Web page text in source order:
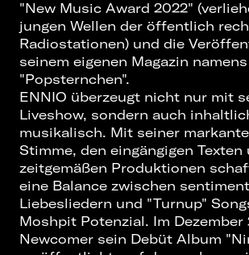
"New Music Award 2022"
jungen Wellen der öffentlich
Radiostationen) und die
seinem eigenen Magazin namens
"Popsternchen".
ENNIO überzeugt nicht nur mit
Liveshow, sondern auch
musikalisch. Mit seiner
Stimme, den eingängigen Texten
zeitgemäßen Produktionen
eine Balance zwischen
Liebesliedern und "Turnup"
Moshpit Potenzial. Im Dezember
Newcomer sein Debüt Album